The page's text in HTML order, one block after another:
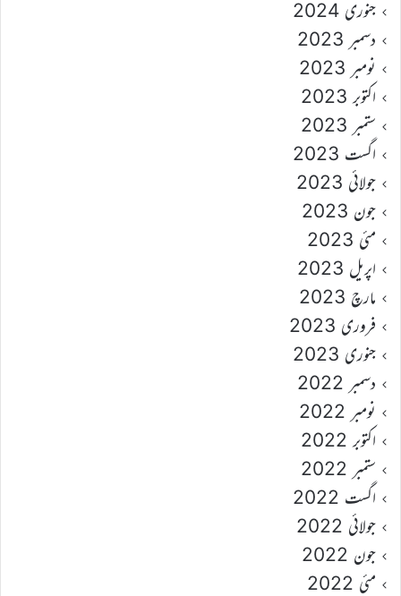
جنوری 2024
دسمبر 2023
نومبر 2023
اکتوبر 2023
ستمبر 2023
اگست 2023
جولائی 2023
جون 2023
مئی 2023
اپریل 2023
مارچ 2023
فروری 2023
جنوری 2023
دسمبر 2022
نومبر 2022
اکتوبر 2022
ستمبر 2022
اگست 2022
جولائی 2022
جون 2022
مئی 2022